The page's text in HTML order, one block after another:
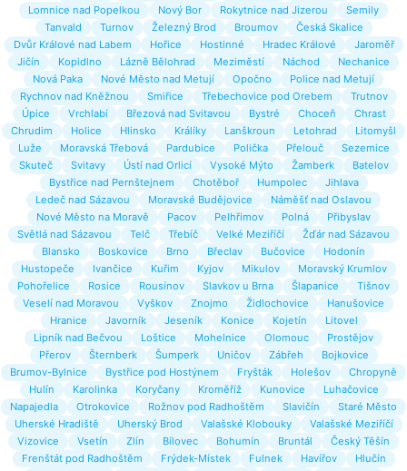
Lomnice nad Popelkou
Nový Bor Rokytnice nad Jizerou
Semily
Tanvald
Turnov Železný Brod Broumov
Česká Skalice
Dvůr Králové nad Labem
Hořice Hostinné Hradec Králové
Jaroměř
Jičín
Kopidlno Lázně Bělohrad Meziměstí Náchod
Nechanice
Nová Paka
Nové Město nad Metují Opočno
Police nad Metují
Rychnov nad Kněžnou
Smiřice Třebechovice pod Orebem
Trutnov
Úpice
Vrchlabí Březová nad Svitavou Bystré Choceň
Chrast
Chrudim
Holice Hlinsko Králíky Lanškroun Letohrad
Litomyšl
Luže
Moravská Třebová Pardubice Polička Přelouč
Sezemice
Skuteč
Svitavy Ústí nad Orlicí Vysoké Mýto Žamberk
Batelov
Bystřice nad Pernštejnem
Chotěboř Humpolec
Jihlava
Ledeč nad Sázavou
Moravské Budějovice
Náměšť nad Oslavou
Nové Město na Moravě
Pacov Pelhřimov Polná
Přibyslav
Světlá nad Sázavou
Telč Třebíč Velké Meziříčí
Žďár nad Sázavou
Blansko
Boskovice Brno Břeclav Bučovice
Hodonín
Hustopeče
Ivančice Kuřim Kyjov Mikulov
Moravský Krumlov
Pohořelice
Rosice Rousínov Slavkov u Brna Šlapanice
Tišnov
Veselí nad Moravou
Vyškov Znojmo Židlochovice
Hanušovice
Hranice
Javorník Jeseník Konice Kojetín
Litovel
Lipník nad Bečvou
Loštice Mohelnice Olomouc
Prostějov
Přerov
Šternberk Šumperk Uničov Zábřeh
Bojkovice
Brumov-Bylnice
Bystřice pod Hostýnem Fryšták Holešov
Chropyně
Hulín
Karolinka Koryčany Kroměříž Kunovice
Luhačovice
Napajedla
Otrokovice Rožnov pod Radhoštěm Slavičín
Staré Město
Uherské Hradiště
Uherský Brod Valašské Klobouky
Valašské Meziříčí
Vizovice
Vsetín Zlín Bílovec Bohumín Bruntál
Český Těšín
Frenštát pod Radhoštěm
Frýdek-Místek Fulnek Havířov
Hlučín